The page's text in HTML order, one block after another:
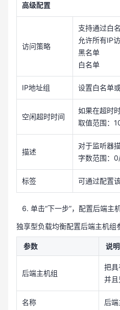
高级配置
访问策略
支持通过白
允许所有IP
黑名单
白名单
IP地址组 设置白名单
空闲超时时间
如果在超时
取值范围：
描述
对于监听器描
字数范围：
标签 可通过配置
单击“下一步”，配置后端主
独享型负载均衡配置后端主机组
参数 说明
后端主机组
把
并
名称 后端